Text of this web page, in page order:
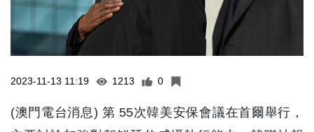
2023-11-13 11:19 1213 0
(澳門電台消息) 第 55次韓美安保會議在首爾舉行，